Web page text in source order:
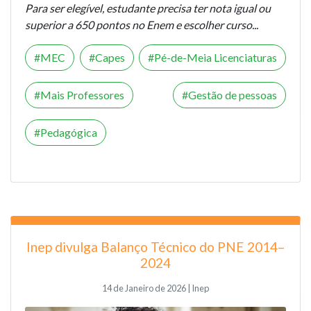
Para ser elegível, estudante precisa ter nota igual ou
superior a 650 pontos no Enem e escolher curso...
MEC Capes Pé-de-Meia Licenciaturas
Mais Professores Gestão de pessoas
Pedagógica
Inep divulga Balanço Técnico do PNE 2014–
2024
14 de Janeiro de 2026 | Inep